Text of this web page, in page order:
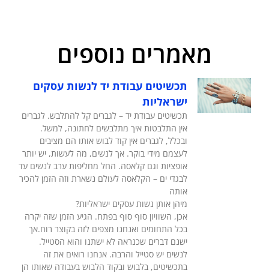
מאמרים נוספים
תכשיטים עבודת יד לנשות עסקים
ישראליות
תכשיטים עבודת יד – לגברים קל להתלבש. לגברים
אין התלבטות איך מתלבשים לחתונה, למשל.
ובכלל, לגברים אין קוד לבוש אותו הם מציבים
לעצמם מידי בוקר. אך לנשים, מה לעשות, יש יותר
אופציות וגם קלאסה. החל מחליפות ערב לנשים עד
לבגדי ים – הקלאסה לעולם נשארת וזה הזמן להכיר
אותה
מיהן אותן נשות עסקים ישראליות?
אכן, השוויון סוף סוף בפתח. הגיע הזמן שזה יקרה
בכל התחומים ואנחנו מצפים לזה בקוצר רוח.אך
ישנם דברים שכנראה לא ישתנו והוא הסטייל.
לנשים יש סטייל והרבה. אנחנו רואים את זה
בתכשיטים, בלבוש ובקוד הלבוש בעבודה שאותו הן